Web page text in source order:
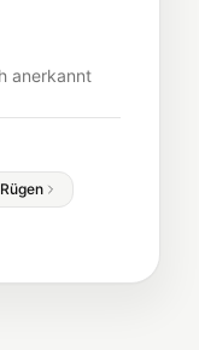
anerkannt